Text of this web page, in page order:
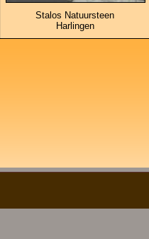
Stalos Natuursteen
Harlingen